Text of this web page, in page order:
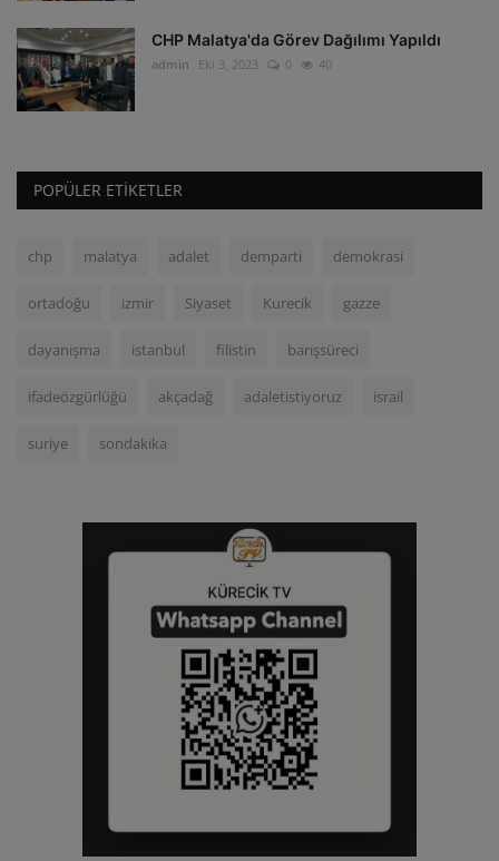
CHP Malatya'da Görev Dağılımı Yapıldı
admin Eki 3, 2023 0 40
POPÜLER ETIKETLER
chp malatya adalet demparti demokrasi
ortadoğu izmir Siyaset Kurecik gazze
dayanışma istanbul filistin barışsüreci
ifadeözgürlüğü akçadağ adaletistiyoruz israil
suriye sondakika